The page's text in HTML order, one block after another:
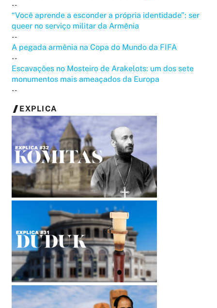
--
“Você aprende a esconder a própria identidade”: ser
queer no serviço militar da Armênia
--
A pegada armênia na Copa do Mundo da FIFA
--
Escavações no Mosteiro de Arakelots: um dos sete
monumentos mais ameaçados da Europa
--
EXPLICA